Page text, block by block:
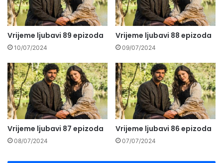
Vrijeme ljubavi 89 epizoda
10/07/2024
Vrijeme ljubavi 88 epizoda
09/07/2024
Vrijeme ljubavi 87 epizoda
08/07/2024
Vrijeme ljubavi 86 epizoda
07/07/2024